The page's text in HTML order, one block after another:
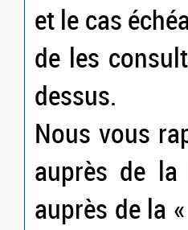
et le cas
de les
dessus.
Nous vous
auprès de la
auprès de la